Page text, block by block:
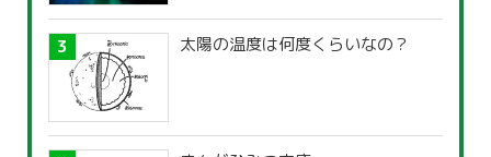
太陽の温度は何度くらいなの？